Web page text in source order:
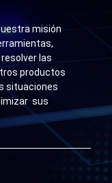
misión
las
productos
situaciones
sus